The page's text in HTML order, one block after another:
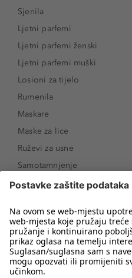
Sjenila
Ljetni parfemi
Ljetni parfemi ženski
Ljetni parfemi muški
Losioni za tijelo
Rumenila
Maskare
Maske za lice
Ruževi za usne
Samotamnjenje
Puderi
Proizvodi za obrve
Sunce i zaštita
Serumi za lice
Proizvodi za čišćenje lica